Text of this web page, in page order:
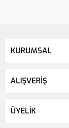
KURUMSAL
ALIŞVERİŞ
ÜYELİK